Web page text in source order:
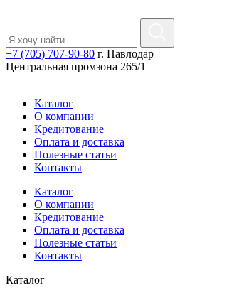
+7 (705) 707-90-80 г. Павлодар
Центральная промзона 265/1
Каталог
О компании
Кредитование
Оплата и доставка
Полезные статьи
Контакты
Каталог
О компании
Кредитование
Оплата и доставка
Полезные статьи
Контакты
Каталог